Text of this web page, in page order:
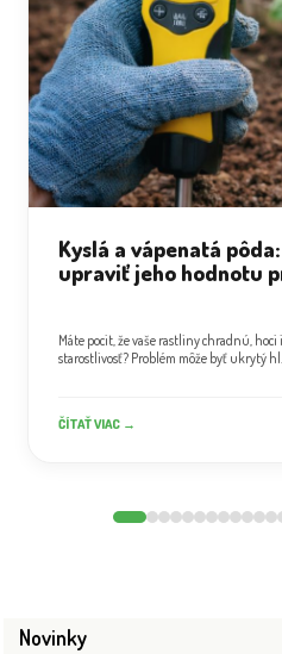
Kyslá a vápenatá
upraviť jeho hodnotu
Máte pocit, že vaše rastliny chradnú,
starostlivosť? Problém môže byť ukrytý hl...
ČÍTAŤ VIAC →
Novinky